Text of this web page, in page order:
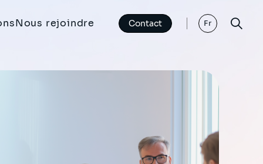
Nous rejoindre Contact Fr